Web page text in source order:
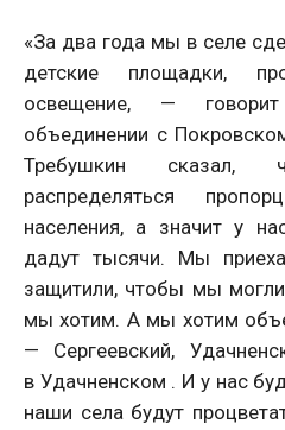
«За два года мы в селе
детские площадки,
освещение, —
объединении с
Требушкин сказал,
распределяться
населения, а значит у
дадут тысячи. Мы
защитили, чтобы мы
мы хотим. А мы хотим
— Сергеевский,
в Удачненском . И у нас
наши села будут